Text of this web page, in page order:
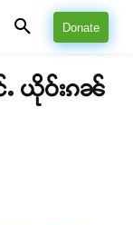
Donate
ႉ ယိုဝ်းၵၼ်